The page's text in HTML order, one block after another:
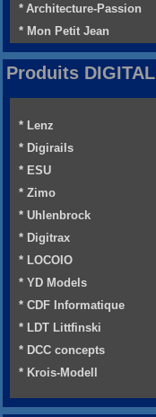
* Architecture-Passion
* Mon Petit Jean
Produits DIGITAL
* Lenz
* Digirails
* ESU
* Zimo
* Uhlenbrock
* Digitrax
* LOCOIO
* YD Models
* CDF Informatique
* LDT Littfinski
* DCC concepts
* Krois-Modell